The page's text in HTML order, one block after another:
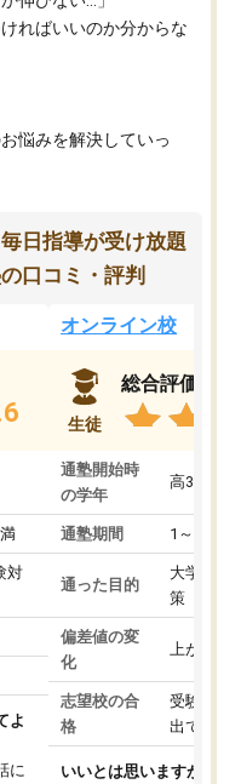
ればいいのか分からな
悩みを解決していっ
日指導が受け放題
口コミ・評判
対
よ
に
オンライン校
生徒
総合評価
通塾開始時
の学年
高3
通塾期間 1～3ヵ月
通った目的
大学入学
策
偏差値の変
化
上がった
志望校の合
格
受験して
出ていな
いいとは思いますが、料